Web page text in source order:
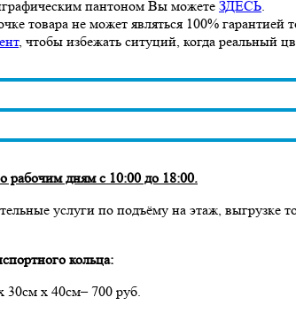
пантоном Вы можете ЗДЕСЬ
товара не может являться 100% гарантией
, чтобы избежать ситуций, когда реальный
рабочим дням с 10:00 до 18:00.
услуги по подъёму на этаж, выгрузке
кольца:
30см х 40см– 700 руб.